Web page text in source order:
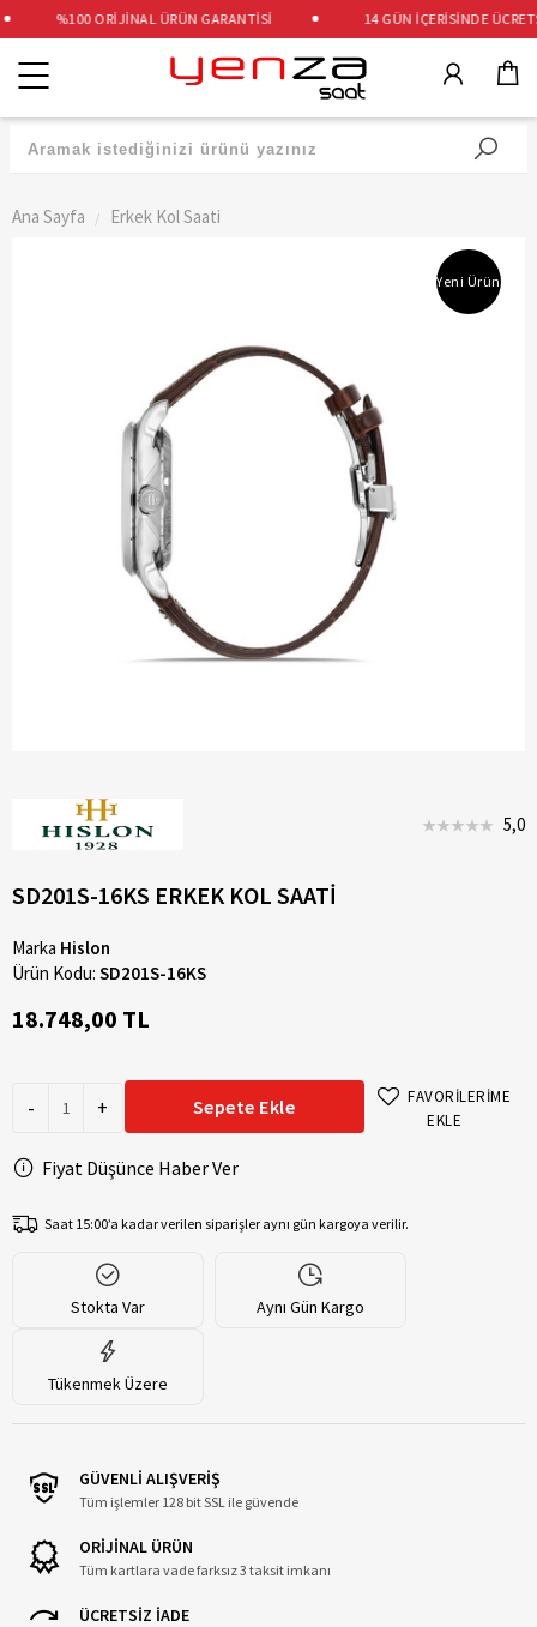
%100 ORİJİNAL ÜRÜN GARANTİSİ 14 GÜN İÇERİSİNDE
Kategoriler
Ana Sayfa Erkek Kol Saati
Yeni Ürün
5,0
SD201S-16KS ERKEK KOL SAATİ
Marka Hislon
Ürün Kodu: SD201S-16KS
18.748,00 TL
- + Sepete Ekle
FAVORİLERİME
EKLE
Fiyat Düşünce Haber Ver
Saat 15:00’a kadar verilen siparişler aynı gün kargoya verilir.
Stokta Var Aynı Gün Kargo
Tükenmek Üzere
GÜVENLİ ALIŞVERİŞ
Tüm işlemler 128 bit SSL ile güvende
ORİJİNAL ÜRÜN
Tüm kartlara vade farksız 3 taksit imkanı
ÜCRETSİZ İADE